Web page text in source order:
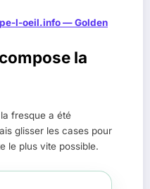
l-oeil.info — Golden
la
fresque a été
glisser les cases pour
le plus vite possible.